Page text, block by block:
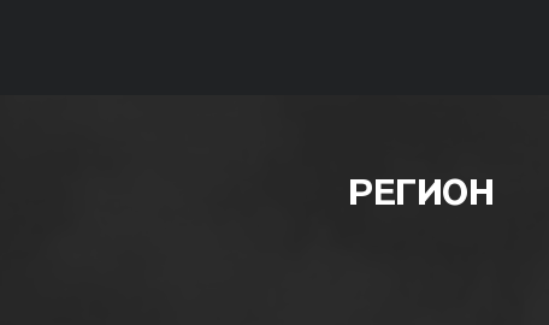
РЕГИОН